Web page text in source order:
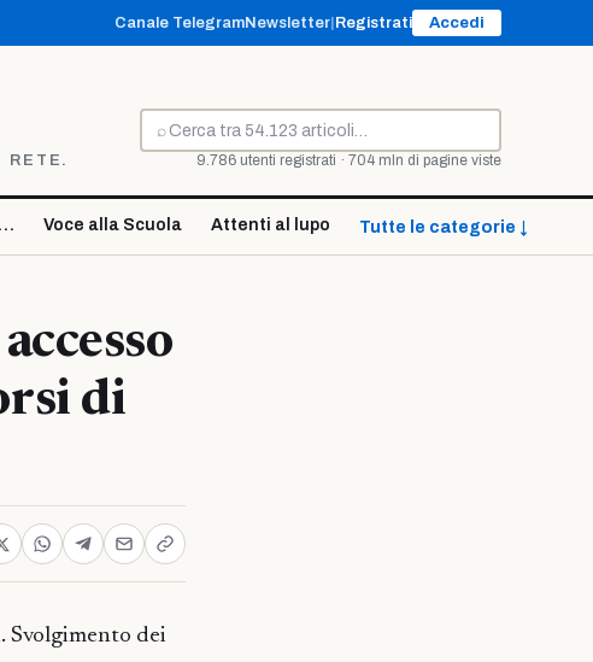
Canale TelegramNewsletter Registrati Accedi
RETE.
⌕
Cerca
9.786 utenti registrati · 704 mln di pagine viste
Voce alla Scuola Attenti al lupo Tutte le categorie ↓
di
Svolgimento dei